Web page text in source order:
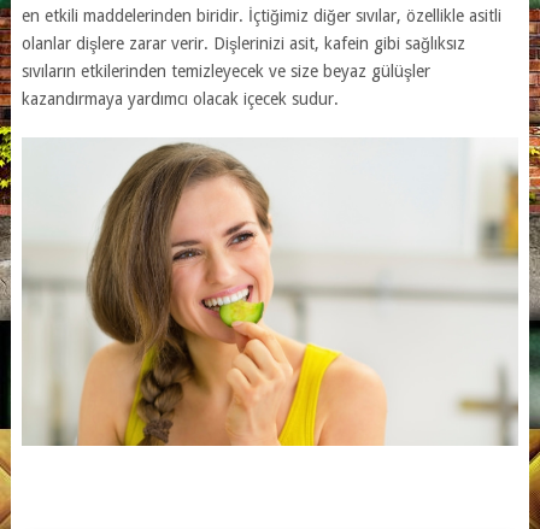
en etkili maddelerinden biridir. İçtiğimiz diğer sıvılar, özellikle asitli
olanlar dişlere zarar verir. Dişlerinizi asit, kafein gibi sağlıksız
sıvıların etkilerinden temizleyecek ve size beyaz gülüşler
kazandırmaya yardımcı olacak içecek sudur.